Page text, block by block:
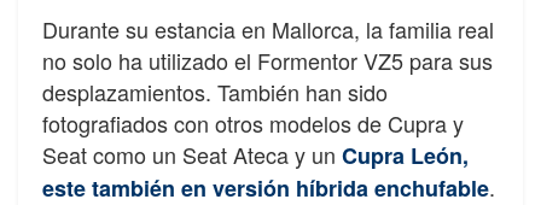
Durante su estancia en Mallorca, la familia real
no solo ha utilizado el Formentor VZ5 para sus
desplazamientos. También han sido
fotografiados con otros modelos de Cupra y
Seat como un Seat Ateca y un Cupra León,
este también en versión híbrida enchufable.